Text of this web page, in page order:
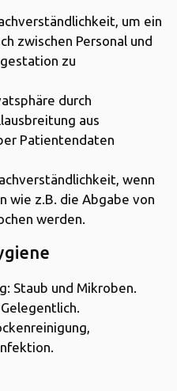
um ein
zwischen Personal und
zu
durch
aus
Patientendaten
wenn
wie z.B. die Abgabe von
werden.
Staub und Mikroben.